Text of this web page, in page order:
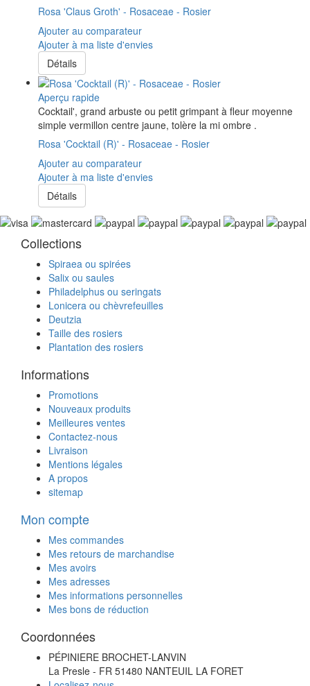
Rosa 'Claus Groth' - Rosaceae - Rosier
Ajouter au comparateur
Ajouter à ma liste d'envies
Détails
Aperçu rapide
Cocktail', grand arbuste ou petit grimpant à fleur moyenne
simple vermillon centre jaune, tolère la mi ombre .
Rosa 'Cocktail (R)' - Rosaceae - Rosier
Ajouter au comparateur
Ajouter à ma liste d'envies
Détails
Collections
Spiraea ou spirées
Salix ou saules
Philadelphus ou seringats
Lonicera ou chèvrefeuilles
Deutzia
Taille des rosiers
Plantation des rosiers
Informations
Promotions
Nouveaux produits
Meilleures ventes
Contactez-nous
Livraison
Mentions légales
A propos
sitemap
Mon compte
Mes commandes
Mes retours de marchandise
Mes avoirs
Mes adresses
Mes informations personnelles
Mes bons de réduction
Coordonnées
PÉPINIERE BROCHET-LANVIN
La Presle - FR 51480 NANTEUIL LA FORET